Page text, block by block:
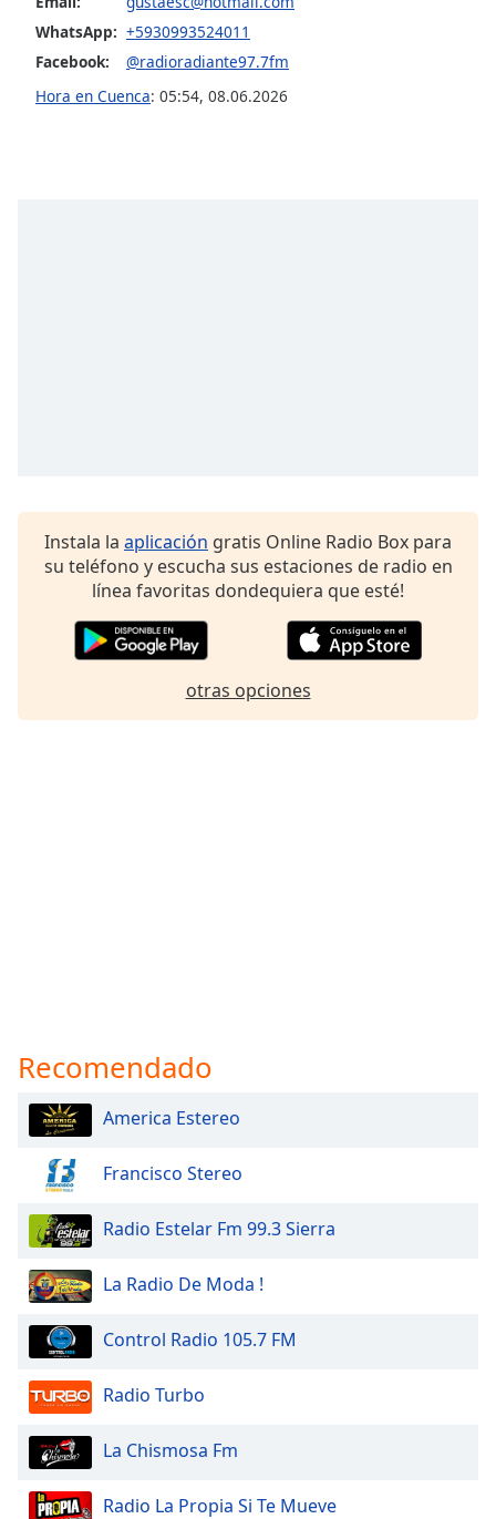
Font
Family
End
WhatsApp: +5930993524011
Facebook:
@radioradiante97.7fm
Hora en Cuenca: 05:54, 08.06.2026
Instala la aplicación gratis Online Radio Box para
su teléfono y escucha sus estaciones de radio en
línea favoritas dondequiera que esté!
otras opciones
Recomendado
America Estereo
Francisco Stereo
Radio Estelar Fm 99.3 Sierra
La Radio De Moda !
Control Radio 105.7 FM
Radio Turbo
La Chismosa Fm
Radio La Propia Si Te Mueve